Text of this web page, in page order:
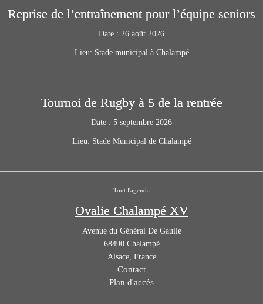
Reprise de l’entraînement pour l’équipe seniors
Date : 26 août 2026
Lieu: Stade municipal à Chalampé
Tournoi de Rugby à 5 de la rentrée
Date : 5 septembre 2026
Lieu: Stade Municipal de Chalampé
Tout l'agenda
Ovalie Chalampé XV
Avenue du Général De Gaulle
68490 Chalampé
Alsace, France
Contact
Plan d'accès